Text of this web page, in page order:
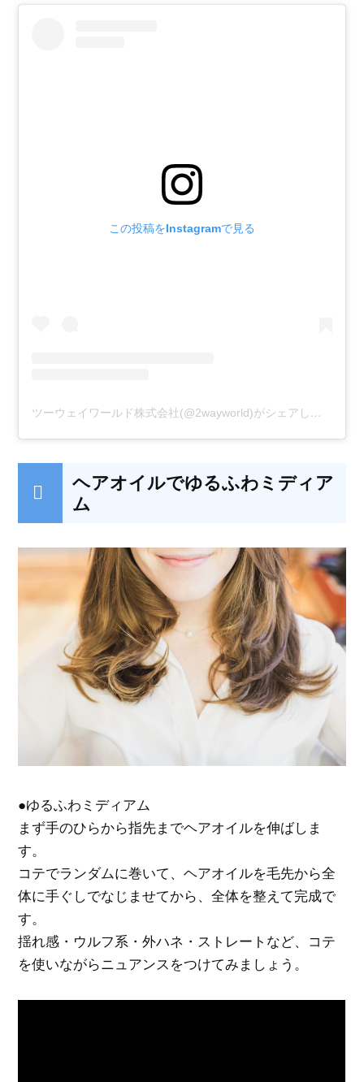
この投稿をInstagramで見る
ツーウェイワールド株式会社(@2wayworld)がシェアした投稿
ヘアオイルでゆるふわミディア
ム
●ゆるふわミディアム
まず手のひらから指先までヘアオイルを伸ばしま
す。
コテでランダムに巻いて、ヘアオイルを毛先から全
体に手ぐしでなじませてから、全体を整えて完成で
す。
揺れ感・ウルフ系・外ハネ・ストレートなど、コテ
を使いながらニュアンスをつけてみましょう。